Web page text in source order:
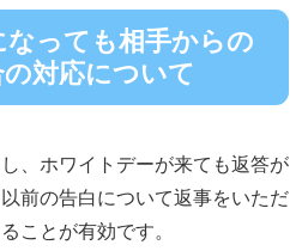
っても相手からの
対応について
、ホワイトデーが来ても返答が
前の告白について返事をいただ
ことが有効です。